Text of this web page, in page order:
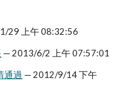
29 上午 08:32:56
— 2013/6/2 上午 07:57:01
通過 — 2012/9/14 下午